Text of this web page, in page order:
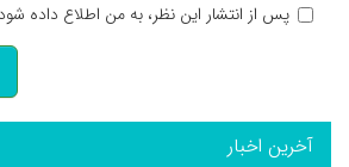
پس از انتشار این نظر، به من اطلاع داده
آخرین اخبار